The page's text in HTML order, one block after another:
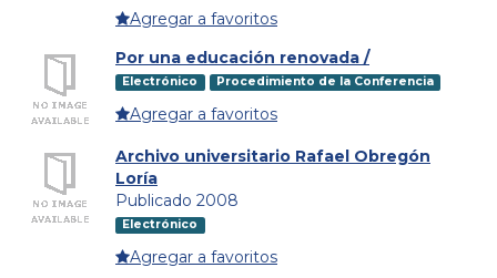
Agregar a favoritos
Por una educación renovada /
Electrónico Procedimiento de la Conferencia
Agregar a favoritos
Archivo universitario Rafael Obregón
Loría
Publicado 2008
Electrónico
Agregar a favoritos